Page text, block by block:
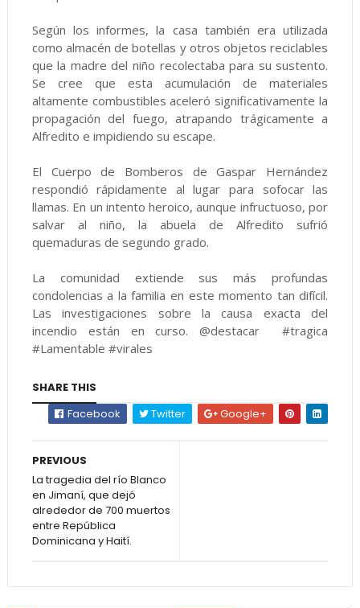
Según los informes, la casa también era utilizada
como almacén de botellas y otros objetos reciclables
que la madre del niño recolectaba para su sustento.
Se cree que esta acumulación de materiales
altamente combustibles aceleró significativamente la
propagación del fuego, atrapando trágicamente a
Alfredito e impidiendo su escape.
El Cuerpo de Bomberos de Gaspar Hernández
respondió rápidamente al lugar para sofocar las
llamas. En un intento heroico, aunque infructuoso, por
salvar al niño, la abuela de Alfredito sufrió
quemaduras de segundo grado.
La comunidad extiende sus más profundas
condolencias a la familia en este momento tan difícil.
Las investigaciones sobre la causa exacta del
incendio están en curso. @destacar #tragica
#Lamentable #virales
SHARE THIS
Facebook
Twitter Google+
PREVIOUS
La tragedia del río Blanco
en Jimaní, que dejó
alrededor de 700 muertos
entre República
Dominicana y Haití.